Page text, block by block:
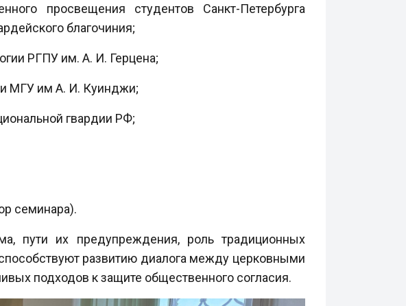
просвещения студентов Санкт-Петербурга
благочиния;
РГПУ им. А. И. Герцена;
МГУ им А. И. Куинджи;
гвардии РФ;
семинара).
пути их предупреждения, роль традиционных
развитию диалога между церковными
подходов к защите общественного согласия.